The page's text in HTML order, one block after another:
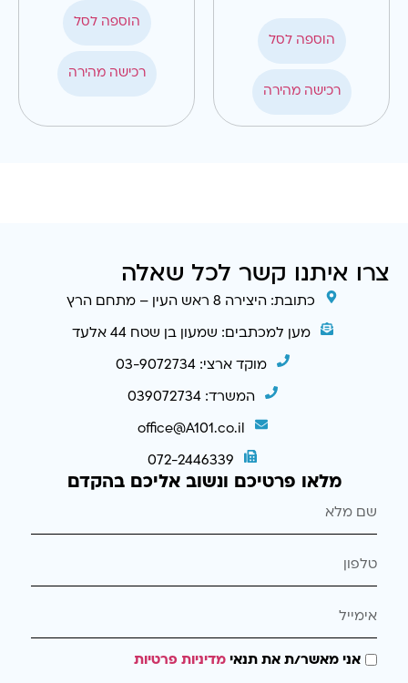
הוספה לסל
רכישה מהירה
הוספה לסל
רכישה מהירה
צרו איתנו קשר לכל שאלה
כתובת: היצירה 8 ראש העין – מתחם הרץ
מען למכתבים: שמעון בן שטח 44 אלעד
מוקד ארצי: 03-9072734
המשרד: 039072734
office@A101.co.il
072-2446339
מלאו פרטיכם ונשוב אליכם בהקדם
אני מאשר/ת את תנאימדיניות פרטיות